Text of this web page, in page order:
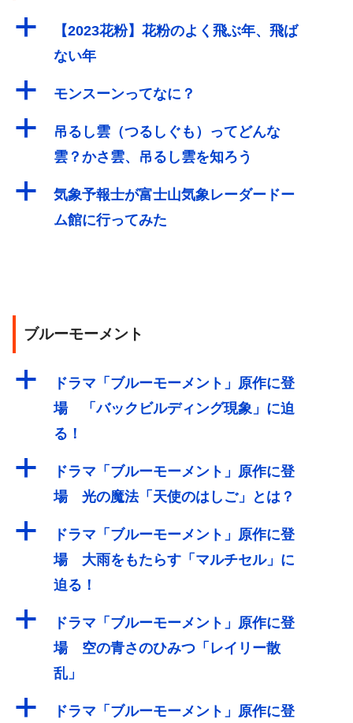
a
【2023花粉】花粉のよく飛ぶ年、飛ば
ない年
a モンスーンってなに？
a
吊るし雲（つるしぐも）ってどんな
雲？かさ雲、吊るし雲を知ろう
a
気象予報士が富士山気象レーダードー
ム館に行ってみた
ブルーモーメント
a
ドラマ「ブルーモーメント」原作に登
場 「バックビルディング現象」に迫
る！
a
ドラマ「ブルーモーメント」原作に登
場 光の魔法「天使のはしご」とは？
a
ドラマ「ブルーモーメント」原作に登
場 大雨をもたらす「マルチセル」に
迫る！
a
ドラマ「ブルーモーメント」原作に登
場 空の青さのひみつ「レイリー散
乱」
a
ドラマ「ブルーモーメント」原作に登